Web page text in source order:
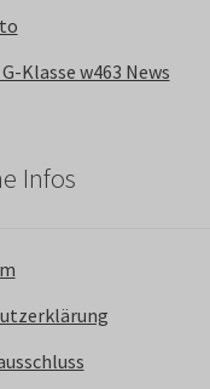
Klasse w463 News
Infos